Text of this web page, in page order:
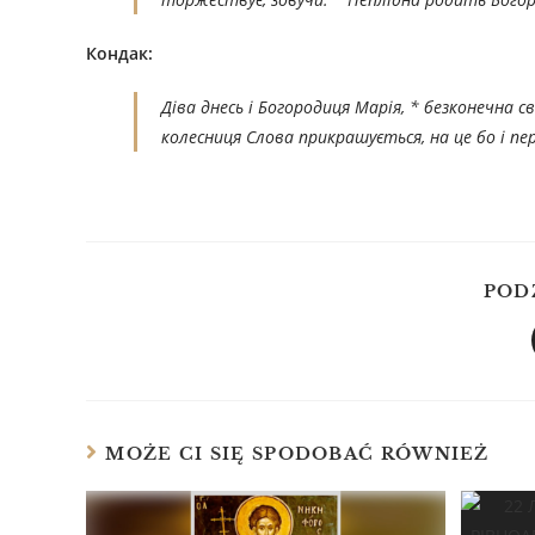
Кондак:
Діва днесь і Богородиця Марія, *
колесниця Слова прикрашується, на це бо і
MOŻE CI SIĘ SPODOBAĆ RÓWNIEŻ